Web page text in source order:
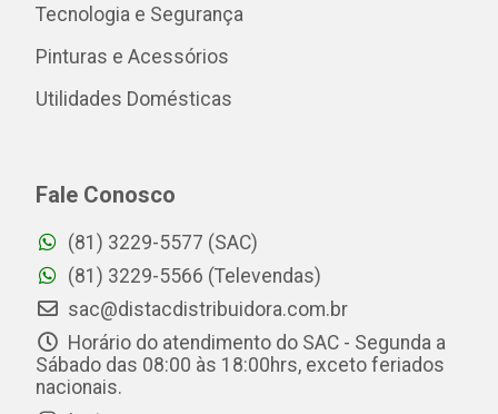
Tecnologia e Segurança
Pinturas e Acessórios
Utilidades Domésticas
Fale Conosco
(81) 3229-5577 (SAC)
(81) 3229-5566 (Televendas)
sac@distacdistribuidora.com.br
Horário do atendimento do SAC - Segunda a
Sábado das 08:00 às 18:00hrs, exceto feriados
nacionais.